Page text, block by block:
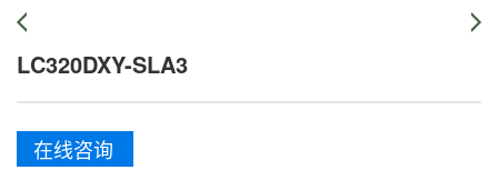
LC320DXY-SLA3
在线咨询